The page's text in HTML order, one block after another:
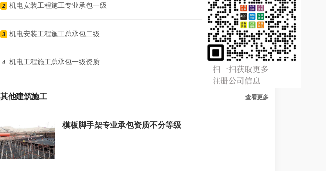
2 机电安装工程施工专业承包一级 2 年前
3 机电安装工程施工总承包二级 2 年前
4 机电工程施工总承包一级资质 2 年前
其他建筑施工 查看更多
模板脚手架专业承包资质不分等级